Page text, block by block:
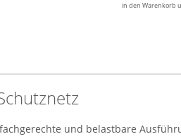
in den Warenkorb
und belastbare